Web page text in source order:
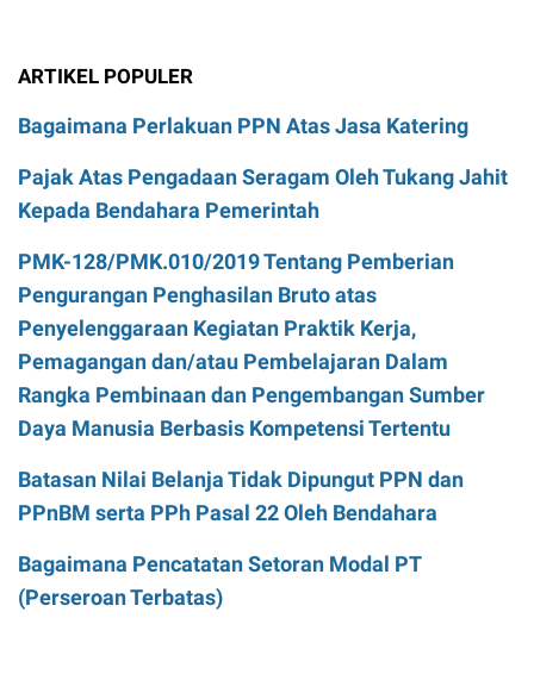
ARTIKEL POPULER
Bagaimana Perlakuan PPN Atas Jasa Katering
Pajak Atas Pengadaan Seragam Oleh Tukang Jahit
Kepada Bendahara Pemerintah
PMK-128/PMK.010/2019 Tentang Pemberian
Pengurangan Penghasilan Bruto atas
Penyelenggaraan Kegiatan Praktik Kerja,
Pemagangan dan/atau Pembelajaran Dalam
Rangka Pembinaan dan Pengembangan Sumber
Daya Manusia Berbasis Kompetensi Tertentu
Batasan Nilai Belanja Tidak Dipungut PPN dan
PPnBM serta PPh Pasal 22 Oleh Bendahara
Bagaimana Pencatatan Setoran Modal PT
(Perseroan Terbatas)